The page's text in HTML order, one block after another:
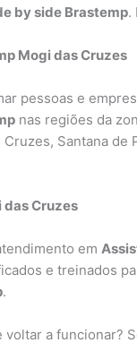
by side Brastemp.
Mogi das Cruzes
pessoas e
nas regiões da
Santana
Cruzes
em
e treinados
.
voltar a funcionar?